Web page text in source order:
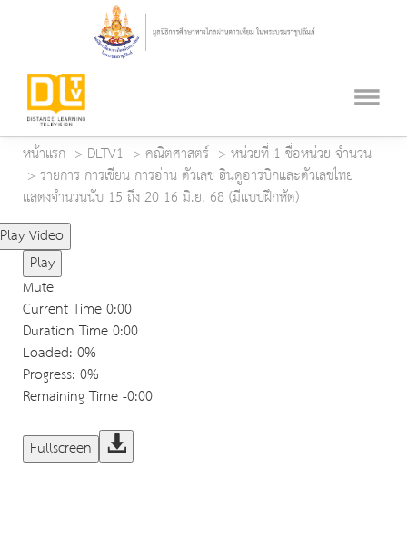
หน้าแรก DLTV1 คณิตศาสตร์
หน่วยที่ 1 ชื่อหน่วย จำนวน
รายการ การเขียน การอ่าน ตัวเลข ฮินดูอารบิกและตัวเลขไทย
แสดงจำนวนนับ 15 ถึง 20 16 มิ.ย. 68 (มีแบบฝึกหัด)
Play Video
Play
Mute
Current Time0:00
Duration Time0:00
Loaded: 0%
Progress: 0%
Remaining Time-0:00
Fullscreen